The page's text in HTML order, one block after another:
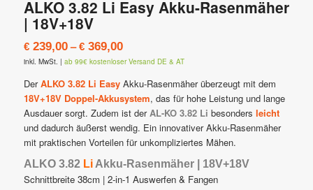
ALKO 3.82 Li Easy Akku-Rasenmäher
| 18V+18V
€239,00–€369,00
inkl. MwSt. | ab 99€ kostenloser Versand DE & AT
DerALKO 3.82 Li EasyAkku-Rasenmäher überzeugt mit dem
18V+18V Doppel-Akkusystem, das für hohe Leistung und lange
Ausdauer sorgt. Zudem ist derAL-KO 3.82 Li besonders leicht
und dadurch äußerst wendig. Ein innovativer Akku-Rasenmäher
mit praktischen Vorteilen für unkompliziertes Mähen.
ALKO 3.82 LiAkku-Rasenmäher | 18V+18V
Schnittbreite 38cm | 2-in-1 Auswerfen & Fangen